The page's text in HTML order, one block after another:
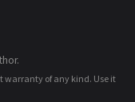
warranty of any kind. Use it